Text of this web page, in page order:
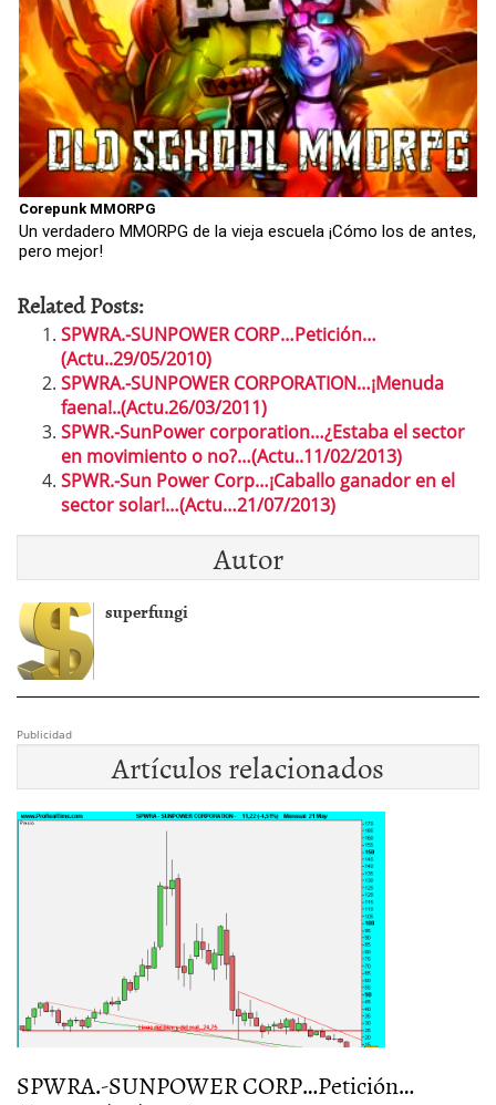
Corepunk MMORPG
Un verdadero MMORPG de la vieja escuela ¡Cómo los de antes,
pero mejor!
Related Posts:
SPWRA.-SUNPOWER CORP…Petición…
(Actu..29/05/2010)
SPWRA.-SUNPOWER CORPORATION…¡Menuda
faena!..(Actu.26/03/2011)
SPWR.-SunPower corporation…¿Estaba el sector
en movimiento o no?…(Actu..11/02/2013)
SPWR.-Sun Power Corp…¡Caballo ganador en el
sector solar!…(Actu…21/07/2013)
Autor
superfungi
Publicidad
Artículos relacionados
SPWRA.-SUNPOWER CORP…Petición…